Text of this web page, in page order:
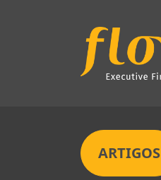
ARTIGOS